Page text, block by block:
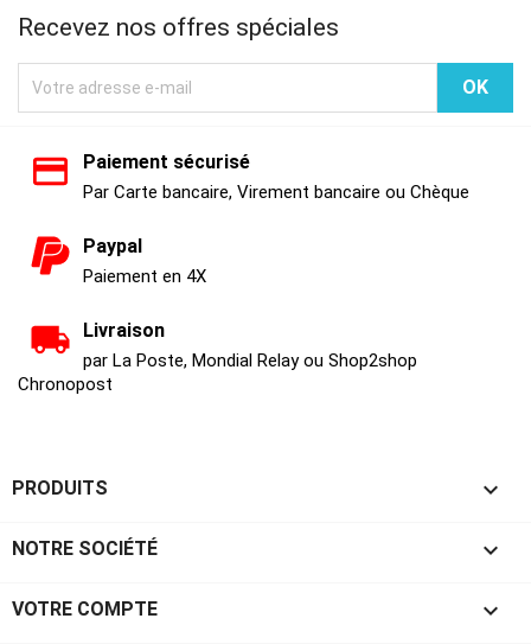
Recevez nos offres spéciales
Paiement sécurisé
Par Carte bancaire, Virement bancaire ou Chèque
Paypal
Paiement en 4X
Livraison
par La Poste, Mondial Relay ou Shop2shop
Chronopost
PRODUITS 
NOTRE SOCIÉTÉ 
VOTRE COMPTE 